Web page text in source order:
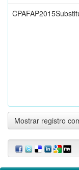
Mostrar registro